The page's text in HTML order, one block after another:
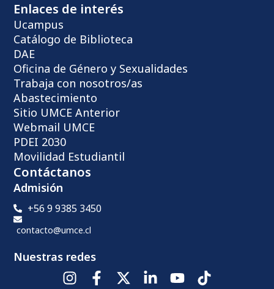
Enlaces de interés
Ucampus
Catálogo de Biblioteca
DAE
Oficina de Género y Sexualidades
Trabaja con nosotros/as
Abastecimiento
Sitio UMCE Anterior
Webmail UMCE
PDEI 2030
Movilidad Estudiantil
Contáctanos
Admisión
+56 9 9385 3450
contacto@umce.cl
Nuestras redes